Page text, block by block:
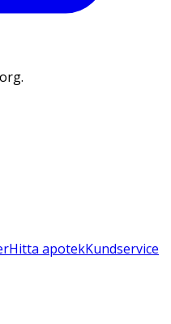
Hitta apotekKundservice